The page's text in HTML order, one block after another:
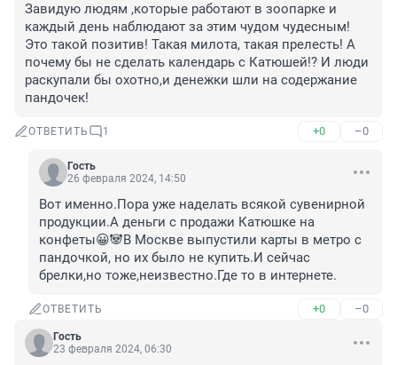
Завидую людям ,которые работают в зоопарке и
каждый день наблюдают за этим чудом чудесным!
Это такой позитив! Такая милота, такая прелесть! А
почему бы не сделать календарь с Катюшей!? И люди
раскупали бы охотно,и денежки шли на содержание
пандочек!
ОТВЕТИТЬ 1 +0 –0
Гость
26 февраля 2024, 14:50
Вот именно.Пора уже наделать всякой сувенирной
продукции.А деньги с продажи Катюшке на
конфеты😀🐼В Москве выпустили карты в метро с
пандочкой, но их было не купить.И сейчас
брелки,но тоже,неизвестно.Где то в интернете.
ОТВЕТИТЬ +0 –0
Гость
23 февраля 2024, 06:30